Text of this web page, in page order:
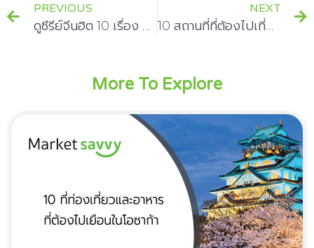
PREVIOUS
ดูซีรีย์จีนฮิต 10 เรื่อง ที่ควรติดตาม
NEXT
10 สถานที่ที่ต้องไปเที่ยวในสหรัฐอเมริกา
More To Explore